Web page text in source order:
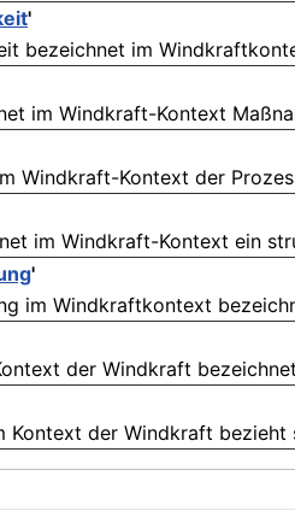
'
bezeichnet im
im Windkraft-Kontext
Windkraft-Kontext der
im Windkraft-Kontext ein
'
im Windkraftkontext
der Windkraft
Kontext der Windkraft